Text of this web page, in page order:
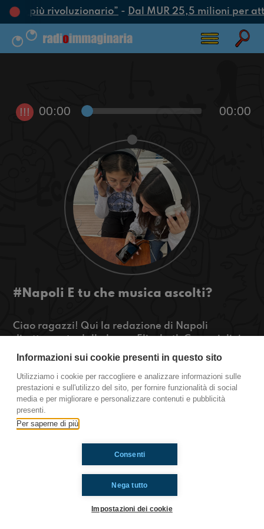
più rivoluzionario”- Dal MUR 25,5 milioni per
!!! 00:00 00:00
#Napoli E tu che musica ascolti?
Ciao ragazzi! Qui la redazione di Napoli
direttamente dalla barca Elisabeth Caracciolini.
Oggi vi parliamo di musica e di quello che
ascoltiamo in base alle nostre emozioni. E tu che
musica ascolti in base alle tue emozioni?
Napoli
Ti è piaciuto? Condividilo!
Informazioni sui cookie presenti in questo sito
Utilizziamo i cookie per raccogliere e analizzare informazioni sulle
prestazioni e sull'utilizzo del sito, per fornire funzionalità di social
media e per migliorare e personalizzare contenuti e pubblicità
presenti.
Per saperne di più
Nega tutto
Consenti
Impostazioni dei cookie